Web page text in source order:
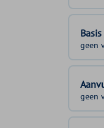
geen
geen